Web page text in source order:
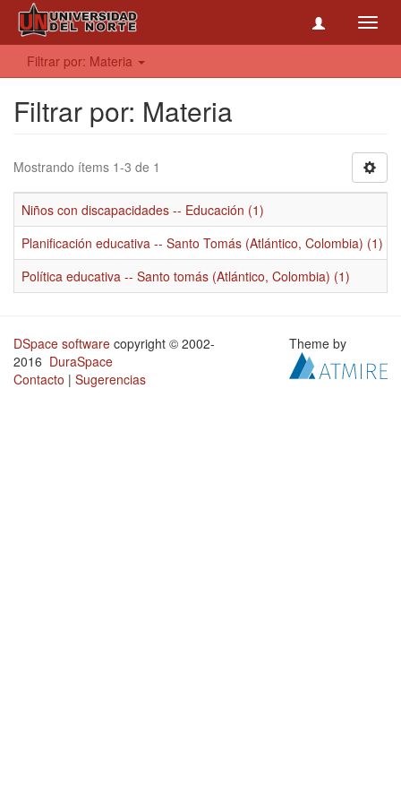
Filtrar por: Materia
Filtrar por: Materia
Mostrando ítems 1-3 de 1
Niños con discapacidades -- Educación (1)
Planificación educativa -- Santo Tomás (Atlántico, Colombia) (1)
Política educativa -- Santo tomás (Atlántico, Colombia) (1)
DSpace software copyright © 2002-
2016 DuraSpace
Contacto | Sugerencias
Theme by